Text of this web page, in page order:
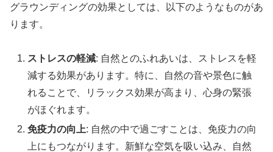
グラウンディングの効果としては、以下のようなものがあ
ります。
ストレスの軽減: 自然とのふれあいは、ストレスを軽
減する効果があります。特に、自然の音や景色に触
れることで、リラックス効果が高まり、心身の緊張
がほぐれます。
免疫力の向上: 自然の中で過ごすことは、免疫力の向
上にもつながります。新鮮な空気を吸い込み、自然